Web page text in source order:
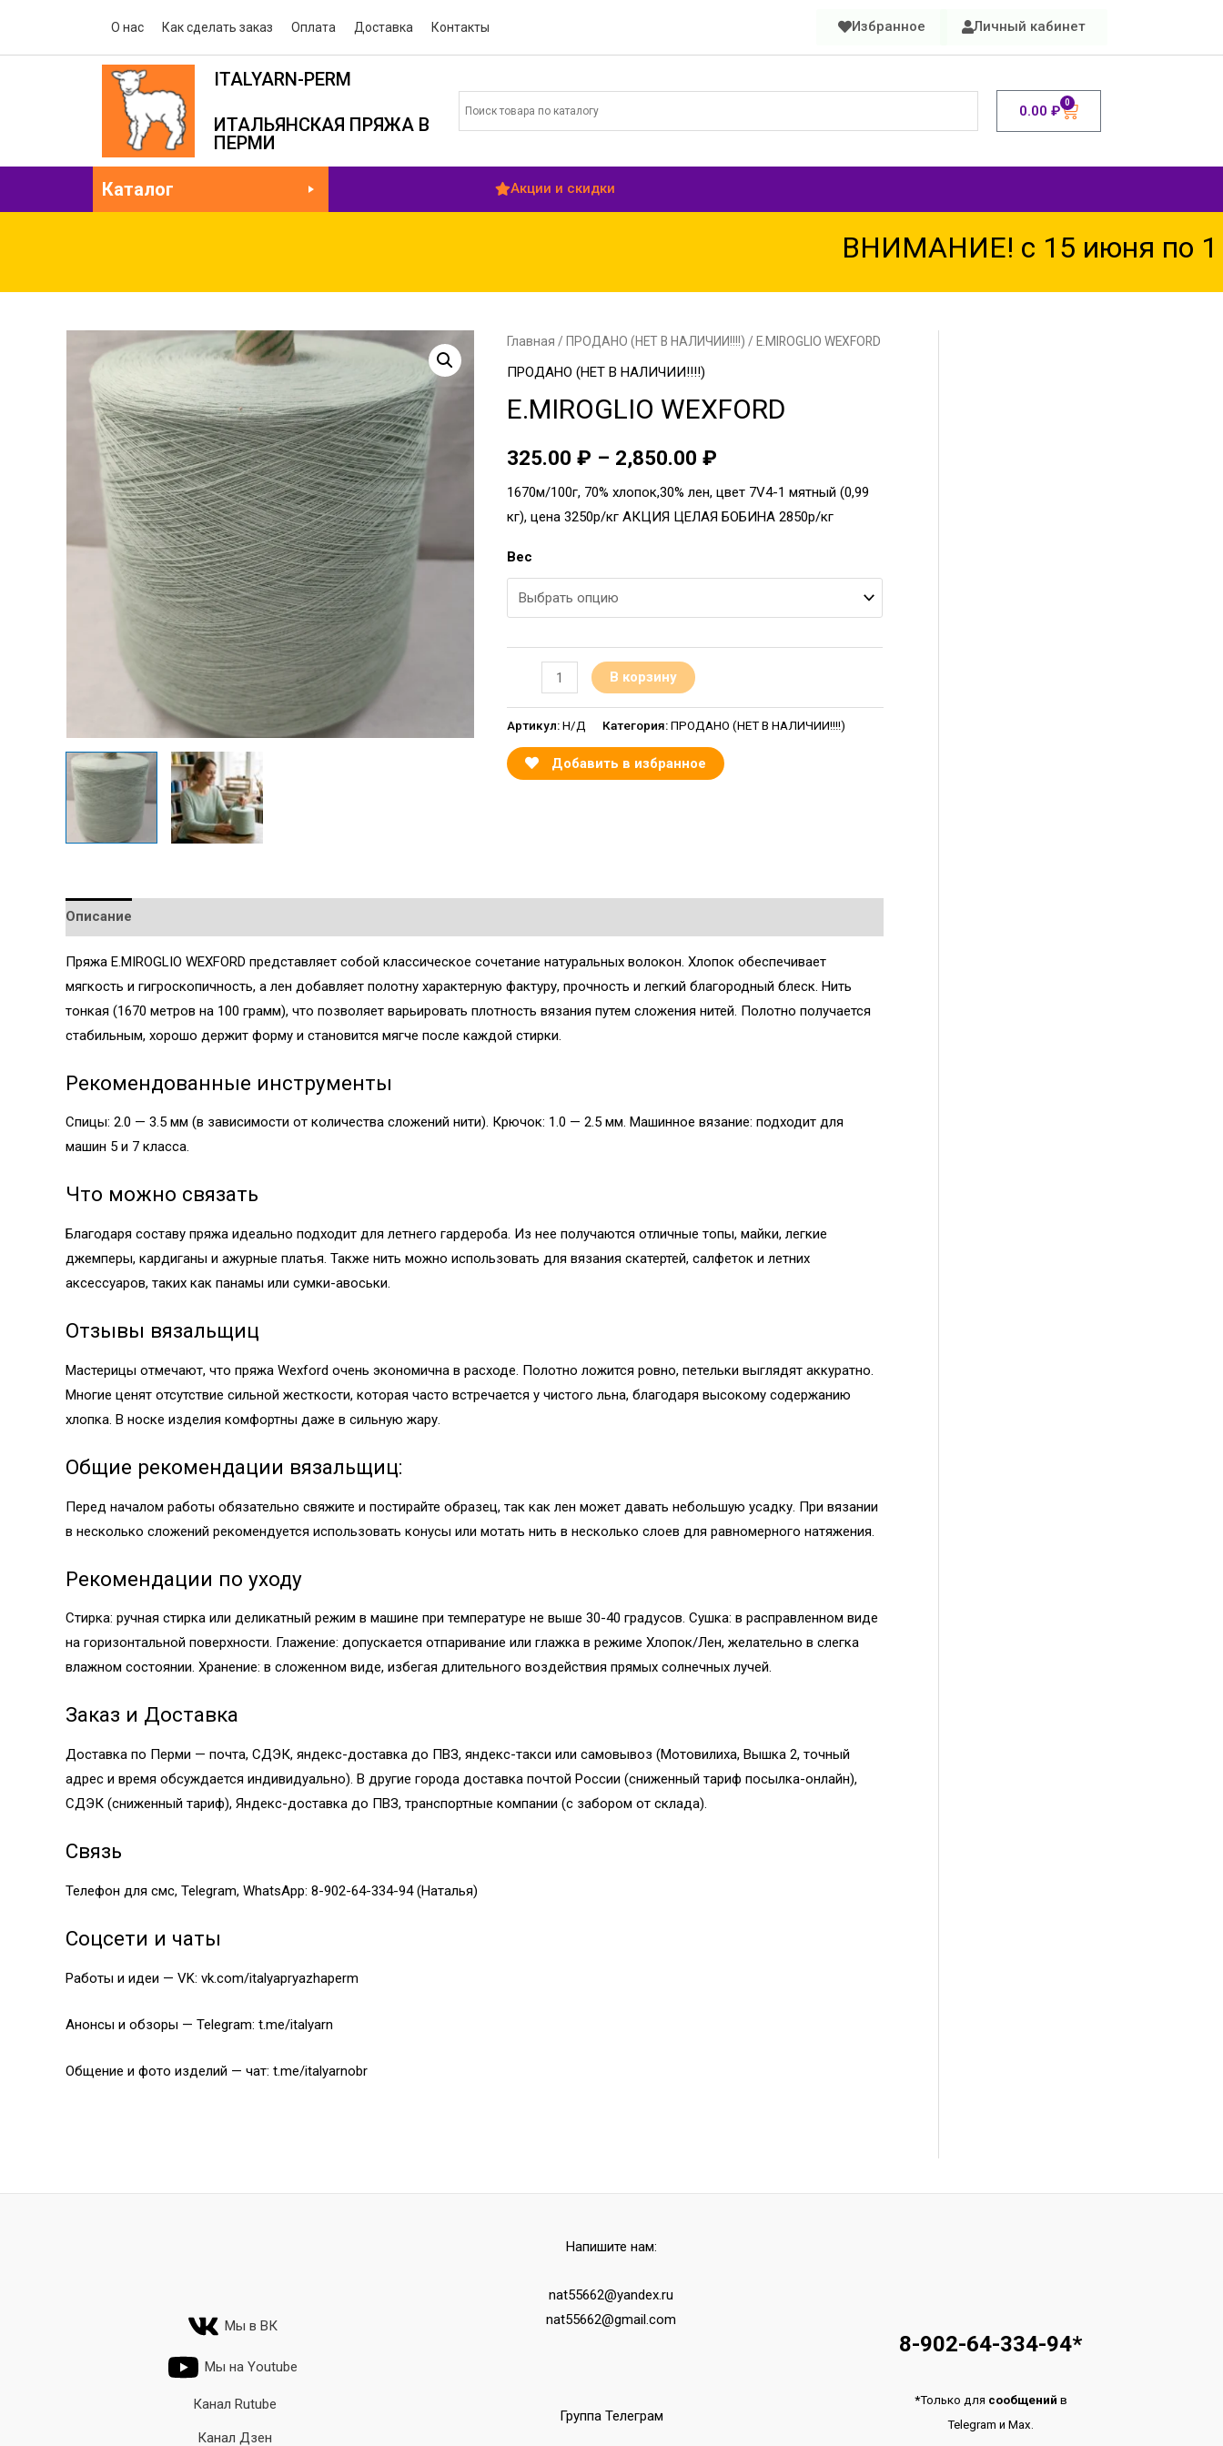
О нас Как сделать заказ Оплата Доставка Контакты Избранное Личный кабинет
ITALYARN-PERM
ИТАЛЬЯНСКАЯ ПРЯЖА В
ПЕРМИ
0.00 ₽ 0
Каталог Акции и скидки
ВНИМАНИЕ! с 15 июня по 15
Главная / ПРОДАНО (НЕТ В НАЛИЧИИ!!!!) / E.MIROGLIO WEXFORD
ПРОДАНО (НЕТ В НАЛИЧИИ!!!!)
E.MIROGLIO WEXFORD
325.00₽ – 2,850.00₽
1670м/100г, 70% хлопок,30% лен, цвет 7V4-1 мятный (0,99
кг), цена 3250р/кг АКЦИЯ ЦЕЛАЯ БОБИНА 2850р/кг
Вес
В корзину
Артикул:Н/Д Категория:ПРОДАНО (НЕТ В НАЛИЧИИ!!!!)
Добавить в избранное
Описание
Пряжа E.MIROGLIO WEXFORD представляет собой классическое сочетание натуральных волокон. Хлопок обеспечивает
мягкость и гигроскопичность, а лен добавляет полотну характерную фактуру, прочность и легкий благородный блеск. Нить
тонкая (1670 метров на 100 грамм), что позволяет варьировать плотность вязания путем сложения нитей. Полотно получается
стабильным, хорошо держит форму и становится мягче после каждой стирки.
Рекомендованные инструменты
Спицы: 2.0 — 3.5 мм (в зависимости от количества сложений нити). Крючок: 1.0 — 2.5 мм. Машинное вязание: подходит для
машин 5 и 7 класса.
Что можно связать
Благодаря составу пряжа идеально подходит для летнего гардероба. Из нее получаются отличные топы, майки, легкие
джемперы, кардиганы и ажурные платья. Также нить можно использовать для вязания скатертей, салфеток и летних
аксессуаров, таких как панамы или сумки-авоськи.
Отзывы вязальщиц
Мастерицы отмечают, что пряжа Wexford очень экономична в расходе. Полотно ложится ровно, петельки выглядят аккуратно.
Многие ценят отсутствие сильной жесткости, которая часто встречается у чистого льна, благодаря высокому содержанию
хлопка. В носке изделия комфортны даже в сильную жару.
Общие рекомендации вязальщиц:
Перед началом работы обязательно свяжите и постирайте образец, так как лен может давать небольшую усадку. При вязании
в несколько сложений рекомендуется использовать конусы или мотать нить в несколько слоев для равномерного натяжения.
Рекомендации по уходу
Стирка: ручная стирка или деликатный режим в машине при температуре не выше 30-40 градусов. Сушка: в расправленном виде
на горизонтальной поверхности. Глажение: допускается отпаривание или глажка в режиме Хлопок/Лен, желательно в слегка
влажном состоянии. Хранение: в сложенном виде, избегая длительного воздействия прямых солнечных лучей.
Заказ и Доставка
Доставка по Перми — почта, СДЭК, яндекс-доставка до ПВЗ, яндекс-такси или самовывоз (Мотовилиха, Вышка 2, точный
адрес и время обсуждается индивидуально). В другие города доставка почтой России (сниженный тариф посылка-онлайн),
СДЭК (сниженный тариф), Яндекс-доставка до ПВЗ, транспортные компании (с забором от склада).
Связь
Телефон для смс, Telegram, WhatsApp: 8-902-64-334-94 (Наталья)
Соцсети и чаты
Работы и идеи — VK: vk.com/italyapryazhaperm
Анонсы и обзоры — Telegram: t.me/italyarn
Общение и фото изделий — чат: t.me/italyarnobr
Мы в ВК
Мы на Youtube
Канал Rutube
Канал Дзен
Напишите нам:
nat55662@yandex.ru
nat55662@gmail.com
Группа Телеграм
8-902-64-334-94*
*Только для сообщений в
TelegramиMax.